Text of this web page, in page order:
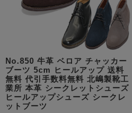
No.850 牛革 ベロア チャッカー
ブーツ 5cm ヒールアップ 送料
無料 代引手数料無料 北嶋製靴工
業所 本革 シークレットシューズ
ヒールアップシューズ シークレ
ットブーツ